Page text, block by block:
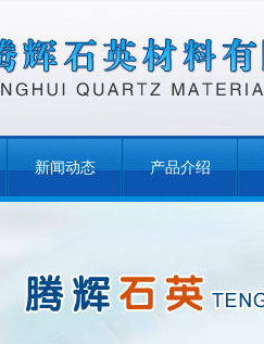
新闻动态 产品介绍